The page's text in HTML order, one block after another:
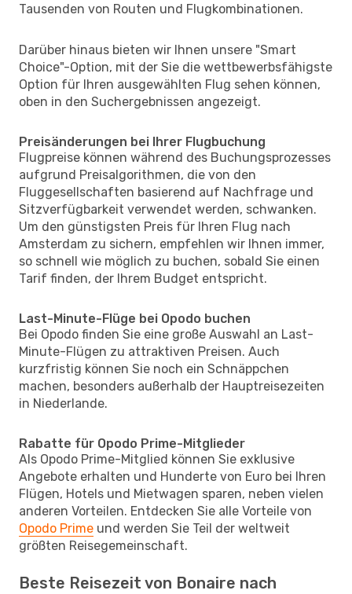
Tausenden von Routen und Flugkombinationen.
Darüber hinaus bieten wir Ihnen unsere "Smart
Choice"-Option, mit der Sie die wettbewerbsfähigste
Option für Ihren ausgewählten Flug sehen können,
oben in den Suchergebnissen angezeigt.
Preisänderungen bei Ihrer Flugbuchung
Flugpreise können während des Buchungsprozesses
aufgrund Preisalgorithmen, die von den
Fluggesellschaften basierend auf Nachfrage und
Sitzverfügbarkeit verwendet werden, schwanken.
Um den günstigsten Preis für Ihren Flug nach
Amsterdam zu sichern, empfehlen wir Ihnen immer,
so schnell wie möglich zu buchen, sobald Sie einen
Tarif finden, der Ihrem Budget entspricht.
Last-Minute-Flüge bei Opodo buchen
Bei Opodo finden Sie eine große Auswahl an Last-
Minute-Flügen zu attraktiven Preisen. Auch
kurzfristig können Sie noch ein Schnäppchen
machen, besonders außerhalb der Hauptreisezeiten
in Niederlande.
Rabatte für Opodo Prime-Mitglieder
Als Opodo Prime-Mitglied können Sie exklusive
Angebote erhalten und Hunderte von Euro bei Ihren
Flügen, Hotels und Mietwagen sparen, neben vielen
anderen Vorteilen. Entdecken Sie alle Vorteile von
Opodo Prime und werden Sie Teil der weltweit
größten Reisegemeinschaft.
Beste Reisezeit von Bonaire nach